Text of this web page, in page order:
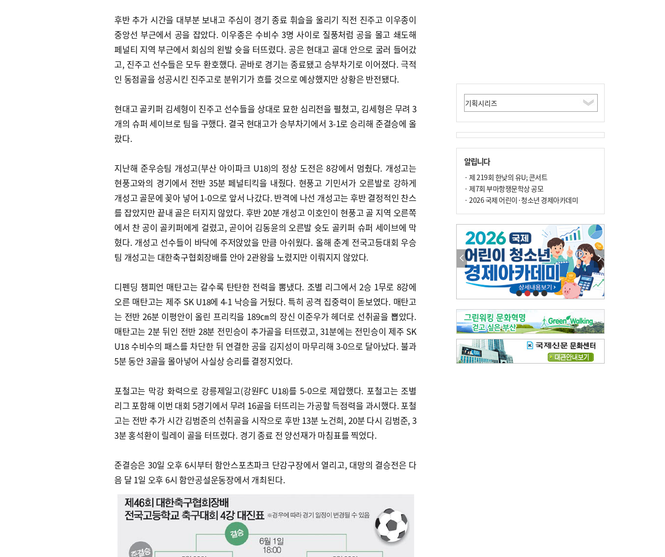
후반 추가 시간을 대부분 보내고 주심이 경기 종료 휘슬을 울리기 직전 진주고 이우종이
중앙선 부근에서 공을 잡았다. 이우종은 수비수 3명 사이로 질풍처럼 공을 몰고 쇄도해
페널티 지역 부근에서 회심의 왼발 슛을 터뜨렸다. 공은 현대고 골대 안으로 굴러 들어갔
고, 진주고 선수들은 모두 환호했다. 곧바로 경기는 종료됐고 승부차기로 이어졌다. 극적
인 동점골을 성공시킨 진주고로 분위기가 흐를 것으로 예상했지만 상황은 반전됐다.
현대고 골키퍼 김세형이 진주고 선수들을 상대로 묘한 심리전을 펼쳤고, 김세형은 무려 3
개의 슈퍼 세이브로 팀을 구했다. 결국 현대고가 승부차기에서 3-1로 승리해 준결승에 올
랐다.
지난해 준우승팀 개성고(부산 아이파크 U18)의 정상 도전은 8강에서 멈췄다. 개성고는
현풍고와의 경기에서 전반 35분 페널티킥을 내줬다. 현풍고 기민서가 오른발로 강하게
개성고 골문에 꽂아 넣어 1-0으로 앞서 나갔다. 반격에 나선 개성고는 후반 결정적인 찬스
를 잡았지만 끝내 골은 터지지 않았다. 후반 20분 개성고 이호인이 현풍고 골 지역 오른쪽
에서 찬 공이 골키퍼에게 걸렸고, 곧이어 김동윤의 오른발 슛도 골키퍼 슈퍼 세이브에 막
혔다. 개성고 선수들이 바닥에 주저앉았을 만큼 아쉬웠다. 올해 춘계 전국고등대회 우승
팀 개성고는 대한축구협회장배를 안아 2관왕을 노렸지만 이뤄지지 않았다.
디펜딩 챔피언 매탄고는 갈수록 탄탄한 전력을 뽐냈다. 조별 리그에서 2승 1무로 8강에
오른 매탄고는 제주 SK U18에 4-1 낙승을 거뒀다. 특히 공격 집중력이 돋보였다. 매탄고
는 전반 26분 이평안이 올린 프리킥을 189㎝의 장신 이준우가 헤더로 선취골을 뽑았다.
매탄고는 2분 뒤인 전반 28분 전민승이 추가골을 터뜨렸고, 31분에는 전민승이 제주 SK
U18 수비수의 패스를 차단한 뒤 연결한 공을 김지성이 마무리해 3-0으로 달아났다. 불과
5분 동안 3골을 몰아넣어 사실상 승리를 결정지었다.
포철고는 막강 화력으로 강릉제일고(강원FC U18)를 5-0으로 제압했다. 포철고는 조별
리그 포함해 이번 대회 5경기에서 무려 16골을 터뜨리는 가공할 득점력을 과시했다. 포철
고는 전반 추가 시간 김범준의 선취골을 시작으로 후반 13분 노건희, 20분 다시 김범준, 3
3분 홍석환이 릴레이 골을 터뜨렸다. 경기 종료 전 양선재가 마침표를 찍었다.
준결승은 30일 오후 6시부터 함안스포츠파크 단감구장에서 열리고, 대망의 결승전은 다
음 달 1일 오후 6시 함안공설운동장에서 개최된다.
알립니다
· 제 219회 한낮의 유U; 콘서트
· 제7회 부마항쟁문학상 공모
· 2026 국제 어린이·청소년 경제아카데미